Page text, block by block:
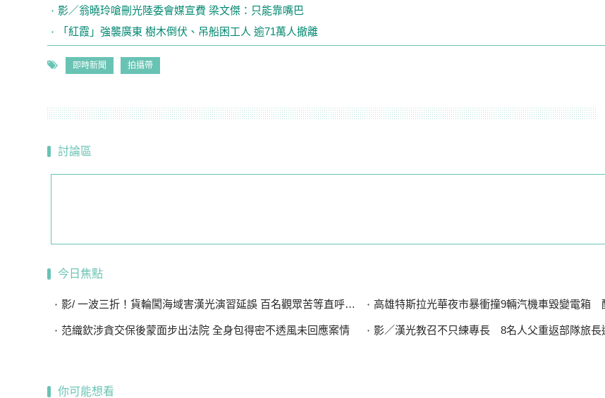
影／翁曉玲嗆刪光陸委會媒宣費 梁文傑：只能靠嘴巴
「紅霞」強襲廣東 樹木倒伏、吊船困工人 逾71萬人撤離
即時新聞 拍攝帶
討論區
今日焦點
影/ 一波三折！貨輪闖海域害漢光演習延誤 百名觀眾苦等直呼可惜 高雄特斯拉光華夜市暴衝撞9輛汽機車毀變電箱 釀3傷
范織欽涉貪交保後蒙面步出法院 全身包得密不透風未回應案情 影／漢光教召不只練專長 8名人父重返部隊旅長
你可能想看